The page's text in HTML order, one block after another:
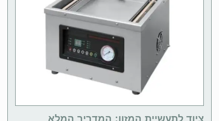
ציוד לתעשיית המזון: המדריך המלא